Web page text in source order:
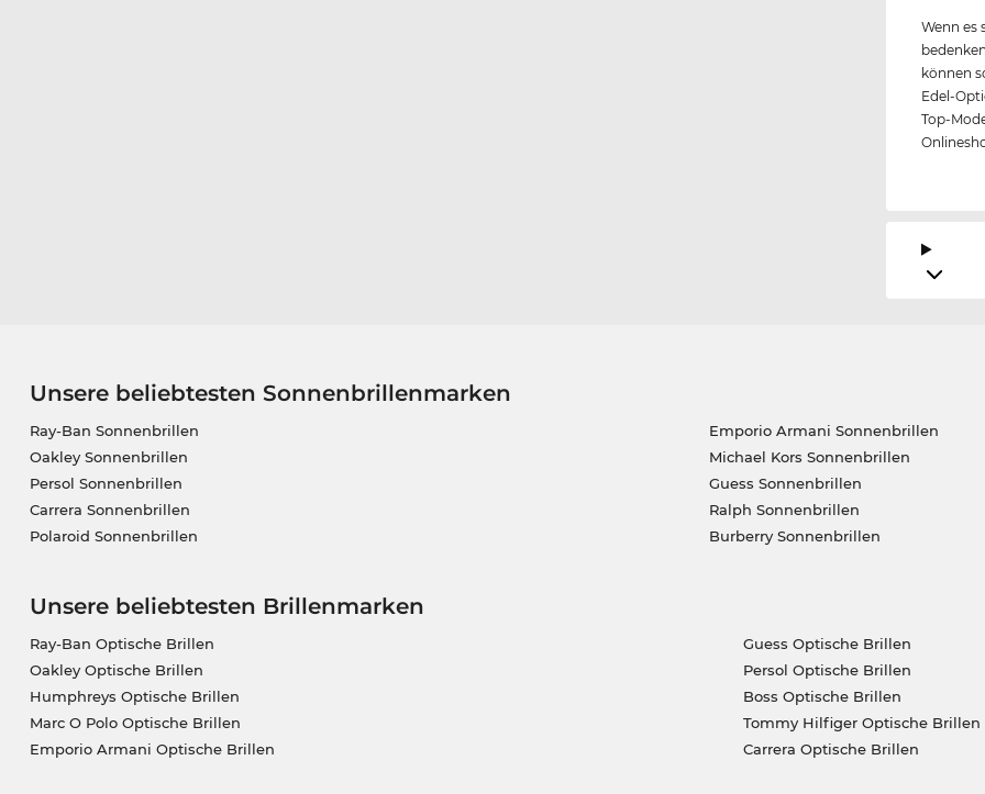
Wenn es
können
Edel-
Top-
Unsere beliebtesten Sonnenbrillenmarken
Ray-Ban Sonnenbrillen
Oakley Sonnenbrillen
Persol Sonnenbrillen
Carrera Sonnenbrillen
Polaroid Sonnenbrillen
Emporio Armani Sonnenbrillen
Michael Kors Sonnenbrillen
Guess Sonnenbrillen
Ralph Sonnenbrillen
Burberry Sonnenbrillen
Unsere beliebtesten Brillenmarken
Ray-Ban Optische Brillen
Oakley Optische Brillen
Humphreys Optische Brillen
Marc O Polo Optische Brillen
Emporio Armani Optische Brillen
Guess Optische Brillen
Persol Optische Brillen
Boss Optische Brillen
Tommy Hilfiger Optische Brillen
Carrera Optische Brillen